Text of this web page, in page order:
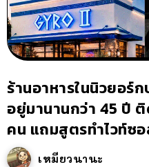
ร้านอาหารในนิวยอร์
อยู่มานานกว่า 45 ปี
คน แถมสูตรทำไวท์ซ
เหมียวนานะ